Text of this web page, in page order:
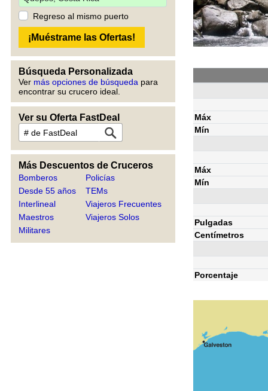
Regreso al mismo puerto
Búsqueda Personalizada
Ver más opciones de búsqueda para
encontrar su crucero ideal.
Ver su Oferta FastDeal
Más Descuentos de Cruceros
Bomberos
Desde 55 años
Interlineal
Maestros
Militares
Policías
TEMs
Viajeros Frecuentes
Viajeros Solos
Máx
Mín
Máx
Mín
Pulgadas
Centímetros
Porcentaje